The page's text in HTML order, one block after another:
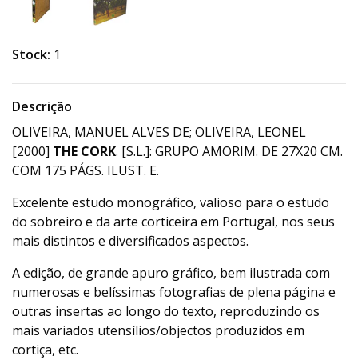
Stock: 1
Descrição
OLIVEIRA, MANUEL ALVES DE; OLIVEIRA, LEONEL
[2000] THE CORK. [S.L.]: GRUPO AMORIM. DE 27X20 CM.
COM 175 PÁGS. ILUST. E.
Excelente estudo monográfico, valioso para o estudo
do sobreiro e da arte corticeira em Portugal, nos seus
mais distintos e diversificados aspectos.
A edição, de grande apuro gráfico, bem ilustrada com
numerosas e belíssimas fotografias de plena página e
outras insertas ao longo do texto, reproduzindo os
mais variados utensílios/objectos produzidos em
cortiça, etc.